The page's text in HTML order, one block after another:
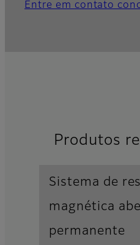
Entre em contato
Produtos
Sistema de
magnética
permanente